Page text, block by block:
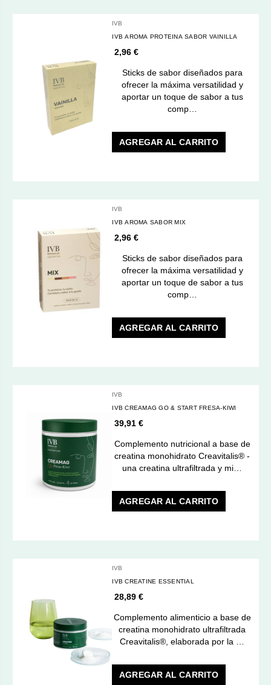
IVB
IVB AROMA PROTEINA SABOR VAINILLA
2,96 €
Sticks de sabor diseñados para
ofrecer la máxima versatilidad y
aportar un toque de sabor a tus
comp…
AGREGAR AL CARRITO
IVB
IVB AROMA SABOR MIX
2,96 €
Sticks de sabor diseñados para
ofrecer la máxima versatilidad y
aportar un toque de sabor a tus
comp…
AGREGAR AL CARRITO
IVB
IVB CREAMAG GO & START FRESA-KIWI
39,91 €
Complemento nutricional a base de
creatina monohidrato Creavitalis® -
una creatina ultrafiltrada y mi…
AGREGAR AL CARRITO
IVB
IVB CREATINE ESSENTIAL
28,89 €
Complemento alimenticio a base de
creatina monohidrato ultrafiltrada
Creavitalis®, elaborada por la …
AGREGAR AL CARRITO